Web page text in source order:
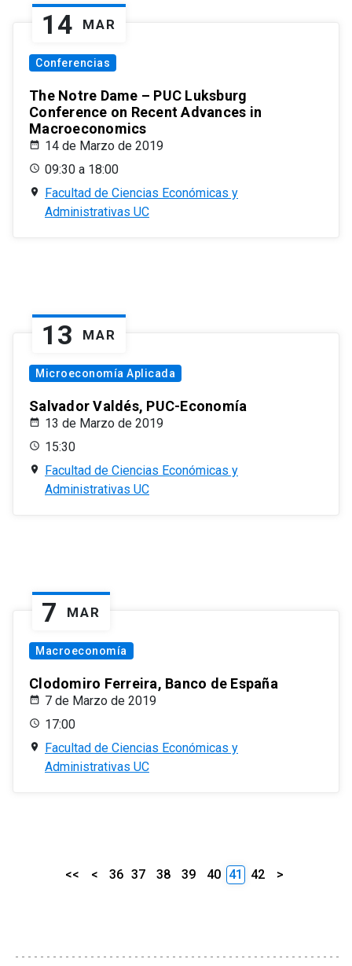
14 MAR
Conferencias
The Notre Dame – PUC Luksburg
Conference on Recent Advances in
Macroeconomics
14 de Marzo de 2019
09:30 a 18:00
Facultad de Ciencias Económicas y
Administrativas UC
13 MAR
Microeconomía Aplicada
Salvador Valdés, PUC-Economía
13 de Marzo de 2019
15:30
Facultad de Ciencias Económicas y
Administrativas UC
7 MAR
Macroeconomía
Clodomiro Ferreira, Banco de España
7 de Marzo de 2019
17:00
Facultad de Ciencias Económicas y
Administrativas UC
<< < 36 37 38 39 40 41 42 >